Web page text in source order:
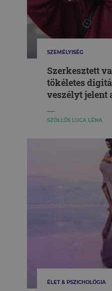
SZEMÉLYISÉG
Szerkesztett
tökéletes
veszélyt jelent
SZÖLLŐS LUCA LÉNA
ÉLET & PSZICHOLÓGIA